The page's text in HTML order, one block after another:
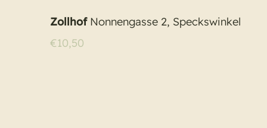
Zollhof Nonnengasse 2, Speckswinkel
€10,50